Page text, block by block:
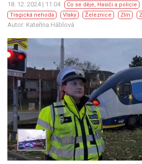
18. 12. 2024 | 11:04 Co se děje, Hasiči a policie
Tragická nehoda
Vlaky Železnice Zlín
Autor: Kateřina Háblová